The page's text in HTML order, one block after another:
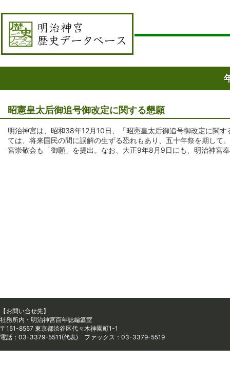
昭憲皇太后御追号御改定に関する懇願
明治神宮は、昭和38年12月10日、「昭憲皇太后御追号御改定に関
ては、将来国民の間に誤解の生ずる恐れもあり、五十年祭を期し
宮崇敬会も「御願」を提出。なお、大正9年8月9日にも、明治神宮
【お問い合せ先】
社務所内・明治神宮百年誌編纂室
〒151-8557 東京都渋谷区代々木神園町1-1
電話：03-3379-5511(代表) ファックス：03-3379-5519